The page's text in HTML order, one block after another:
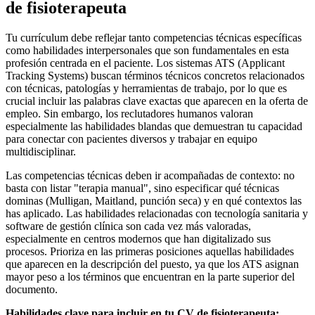
de fisioterapeuta
Tu currículum debe reflejar tanto competencias técnicas específicas
como habilidades interpersonales que son fundamentales en esta
profesión centrada en el paciente. Los sistemas ATS (Applicant
Tracking Systems) buscan términos técnicos concretos relacionados
con técnicas, patologías y herramientas de trabajo, por lo que es
crucial incluir las palabras clave exactas que aparecen en la oferta de
empleo. Sin embargo, los reclutadores humanos valoran
especialmente las habilidades blandas que demuestran tu capacidad
para conectar con pacientes diversos y trabajar en equipo
multidisciplinar.
Las competencias técnicas deben ir acompañadas de contexto: no
basta con listar "terapia manual", sino especificar qué técnicas
dominas (Mulligan, Maitland, punción seca) y en qué contextos las
has aplicado. Las habilidades relacionadas con tecnología sanitaria y
software de gestión clínica son cada vez más valoradas,
especialmente en centros modernos que han digitalizado sus
procesos. Prioriza en las primeras posiciones aquellas habilidades
que aparecen en la descripción del puesto, ya que los ATS asignan
mayor peso a los términos que encuentran en la parte superior del
documento.